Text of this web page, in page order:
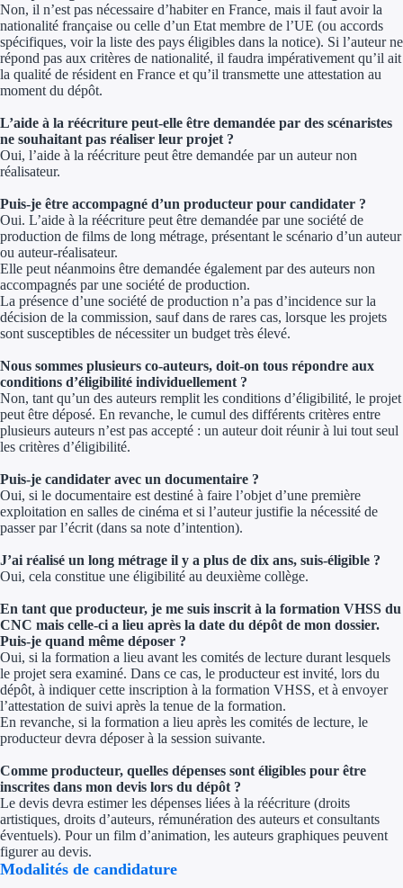
Non, il n’est pas nécessaire d’habiter en France, mais il faut avoir la
nationalité française ou celle d’un Etat membre de l’UE (ou accords
spécifiques, voir la liste des pays éligibles dans la notice). Si l’auteur ne
répond pas aux critères de nationalité, il faudra impérativement qu’il ait
la qualité de résident en France et qu’il transmette une attestation au
moment du dépôt.
L’aide à la réécriture peut-elle être demandée par des scénaristes
ne souhaitant pas réaliser leur projet ?
Oui, l’aide à la réécriture peut être demandée par un auteur non
réalisateur.
Puis-je être accompagné d’un producteur pour candidater ?
Oui. L’aide à la réécriture peut être demandée par une société de
production de films de long métrage, présentant le scénario d’un auteur
ou auteur-réalisateur.
Elle peut néanmoins être demandée également par des auteurs non
accompagnés par une société de production.
La présence d’une société de production n’a pas d’incidence sur la
décision de la commission, sauf dans de rares cas, lorsque les projets
sont susceptibles de nécessiter un budget très élevé.
Nous sommes plusieurs co-auteurs, doit-on tous répondre aux
conditions d’éligibilité individuellement ?
Non, tant qu’un des auteurs remplit les conditions d’éligibilité, le projet
peut être déposé. En revanche, le cumul des différents critères entre
plusieurs auteurs n’est pas accepté : un auteur doit réunir à lui tout seul
les critères d’éligibilité.
Puis-je candidater avec un documentaire ?
Oui, si le documentaire est destiné à faire l’objet d’une première
exploitation en salles de cinéma et si l’auteur justifie la nécessité de
passer par l’écrit (dans sa note d’intention).
J’ai réalisé un long métrage il y a plus de dix ans, suis-éligible ?
Oui, cela constitue une éligibilité au deuxième collège.
En tant que producteur, je me suis inscrit à la formation VHSS du
CNC mais celle-ci a lieu après la date du dépôt de mon dossier.
Puis-je quand même déposer ?
Oui, si la formation a lieu avant les comités de lecture durant lesquels
le projet sera examiné. Dans ce cas, le producteur est invité, lors du
dépôt, à indiquer cette inscription à la formation VHSS, et à envoyer
l’attestation de suivi après la tenue de la formation.
En revanche, si la formation a lieu après les comités de lecture, le
producteur devra déposer à la session suivante.
Comme producteur, quelles dépenses sont éligibles pour être
inscrites dans mon devis lors du dépôt ?
Le devis devra estimer les dépenses liées à la réécriture (droits
artistiques, droits d’auteurs, rémunération des auteurs et consultants
éventuels). Pour un film d’animation, les auteurs graphiques peuvent
figurer au devis.
Modalités de candidature